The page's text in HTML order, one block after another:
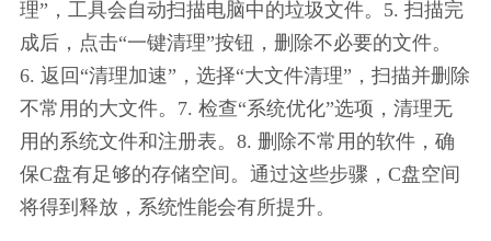
理”，工具会自动扫描电脑中的垃圾文件。5. 扫描完
成后，点击“一键清理”按钮，删除不必要的文件。
6. 返回“清理加速”，选择“大文件清理”，扫描并删除
不常用的大文件。7. 检查“系统优化”选项，清理无
用的系统文件和注册表。8. 删除不常用的软件，确
保C盘有足够的存储空间。通过这些步骤，C盘空间
将得到释放，系统性能会有所提升。